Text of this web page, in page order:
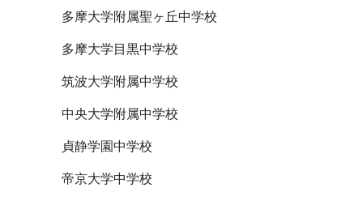
多摩大学附属聖ヶ丘中学校
多摩大学目黒中学校
筑波大学附属中学校
中央大学附属中学校
貞静学園中学校
帝京大学中学校